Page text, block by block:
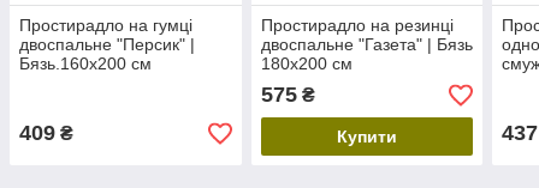
Простирадло на гумці
двоспальне "Персик" |
Бязь.160х200 см
409 ₴
Простирадло на резинці
двоспальне "Газета" | Бязь
180х200 см
575₴
Купити 437